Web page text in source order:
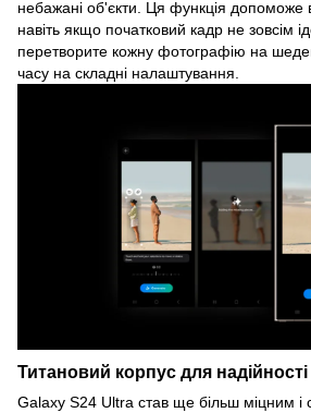
небажані об'єкти. Ця функція допоможе
навіть якщо початковий кадр не зовсім
перетворите кожну фотографію на
часу на складні налаштування.
Титановий корпус для
Galaxy S24 Ultra став ще більш міцним і